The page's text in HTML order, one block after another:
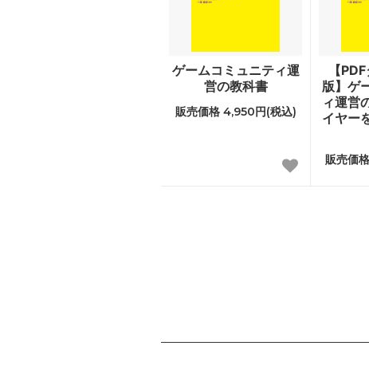
ゲームコミュニティ運
営の教科書
販売価格 4,950円(税込)
【
版】ゲ
ィ運営
イヤー
販売価